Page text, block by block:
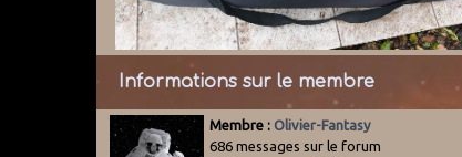
Informations sur le membre
Membre :Olivier-Fantasy
686 messages sur le forum